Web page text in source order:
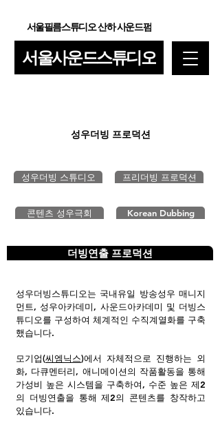
서울필름스튜디오 산하 사운드펌
서울사운드스튜디오
성우더빙 프로덕션
성우더빙 스튜디오
콘텐츠 성우극회
프리더빙 프로덕션
Korean Dubbing
더빙연출 프로덕션
성우더빙스튜디오는 국내유일 방송성우 매니지
먼트, 성우아카데미, 사운드아카데미 및 더빙스
튜디오를 구성하여 체계적인 수직계열화를 구축
했습니다.
모기업(씨엠닉스)에서 자체적으로 진행하는 외
화, 다큐멘터리, 애니메이션의 작품활동을 통해
가성비 높은 시스템을 구축하여, 수준 높은 제2
의 더빙연출을 통해 제2의 콘텐츠를 창작하고
있습니다.